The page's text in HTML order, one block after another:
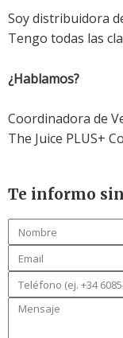
Soy distribuidora
Tengo todas las
¿Hablamos?
Coordinadora de
The Juice PLUS+
Te informo